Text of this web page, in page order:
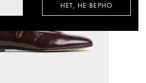
НЕТ, НЕ ВЕРНО